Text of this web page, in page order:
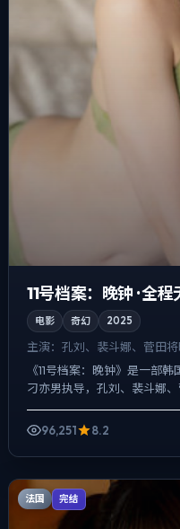
11号档案：晚钟 · 全
电影 奇幻 2025
主演： 孔刘、裴斗娜、菅田
《11号档案：晚钟》是一部
刁亦男执导，孔刘、裴斗娜
通人的抉择瞬间，人物在道
96,251
8.2
法国 完结